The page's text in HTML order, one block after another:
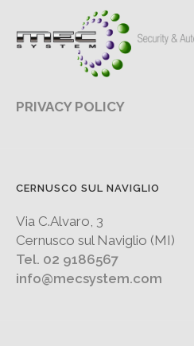
PRIVACY POLICY
CERNUSCO SUL NAVIGLIO
Via C.Alvaro, 3
Cernusco sul Naviglio (MI)
Tel. 02 9186567
info@mecsystem.com